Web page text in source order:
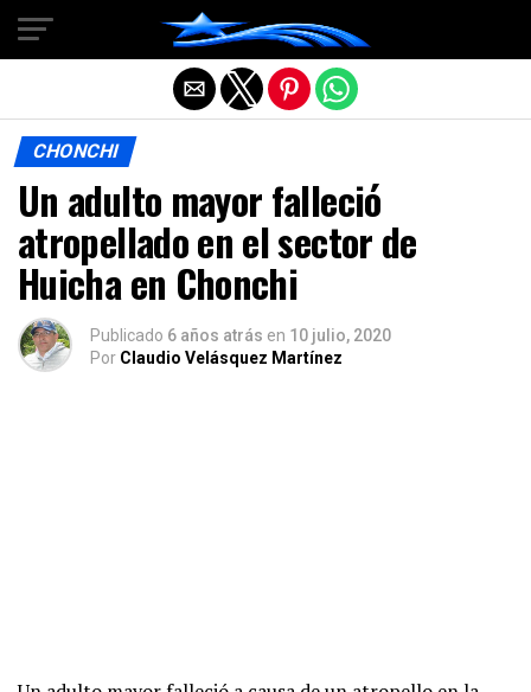
CHONCHI
Un adulto mayor falleció
atropellado en el sector de
Huicha en Chonchi
Publicado 6 años atrás en 10 julio, 2020
Por Claudio Velásquez Martínez
Salir de la versión móvil